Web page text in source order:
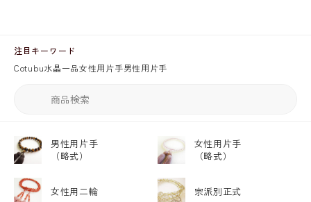
注目キーワード
Cotubu水晶一品女性用片手男性用片手
男性用片手
（略式）
女性用片手
（略式）
女性用二輪 宗派別正式